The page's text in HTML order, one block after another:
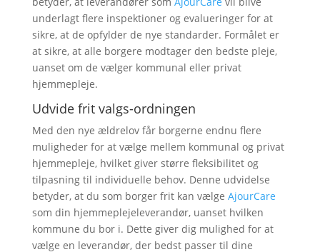
underlagt flere inspektioner og evalueringer for at
sikre, at de opfylder de nye standarder. Formålet er
at sikre, at alle borgere modtager den bedste pleje,
uanset om de vælger kommunal eller privat
hjemmepleje.
Udvide frit valgs-ordningen
Med den nye ældrelov får borgerne endnu flere
muligheder for at vælge mellem kommunal og privat
hjemmepleje, hvilket giver større fleksibilitet og
tilpasning til individuelle behov. Denne udvidelse
betyder, at du som borger frit kan vælge AjourCare
som din hjemmeplejeleverandør, uanset hvilken
kommune du bor i. Dette giver dig mulighed for at
vælge en leverandør, der bedst passer til dine